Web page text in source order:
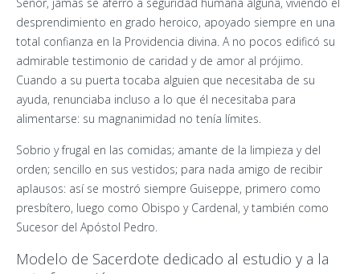
desprendimiento en grado heroico, apoyado siempre en una
total confianza en la Providencia divina. A no pocos edificó su
admirable testimonio de caridad y de amor al prójimo.
Cuando a su puerta tocaba alguien que necesitaba de su
ayuda, renunciaba incluso a lo que él necesitaba para
alimentarse: su magnanimidad no tenía límites.
Sobrio y frugal en las comidas; amante de la limpieza y del
orden; sencillo en sus vestidos; para nada amigo de recibir
aplausos: así se mostró siempre Guiseppe, primero como
presbítero, luego como Obispo y Cardenal, y también como
Sucesor del Apóstol Pedro.
Modelo de Sacerdote dedicado al estudio y a la